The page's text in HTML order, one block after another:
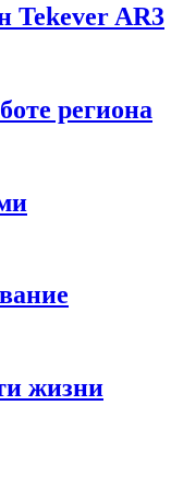
Tekever AR3
региона
жизни